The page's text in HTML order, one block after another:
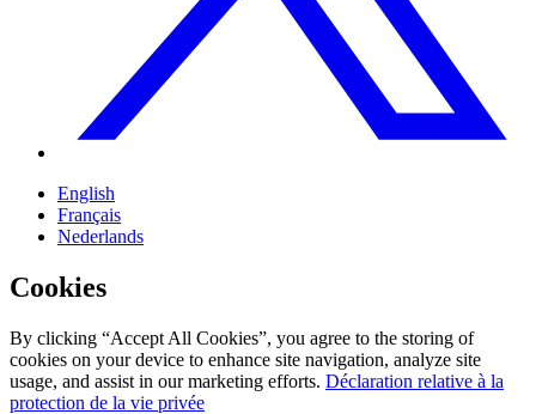
English
Français
Nederlands
Cookies
By clicking “Accept All Cookies”, you agree to the storing of
cookies on your device to enhance site navigation, analyze site
usage, and assist in our marketing efforts. Déclaration relative à la
protection de la vie privée